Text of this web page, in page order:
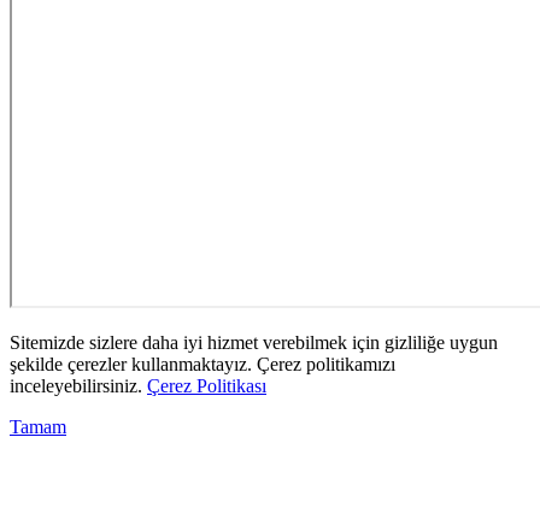
Sitemizde sizlere daha iyi hizmet verebilmek için gizliliğe uygun
şekilde çerezler kullanmaktayız. Çerez politikamızı
inceleyebilirsiniz. Çerez Politikası
Tamam